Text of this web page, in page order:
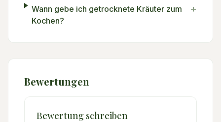
Wann gebe ich getrocknete Kräuter zum
Kochen?
+
Bewertungen
Bewertung schreiben